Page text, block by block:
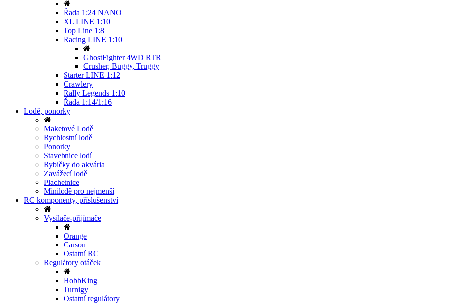
Řada 1:24 NANO
XL LINE 1:10
Top Line 1:8
Racing LINE 1:10
GhostFighter 4WD RTR
Crusher, Buggy, Truggy
Starter LINE 1:12
Crawlery
Rally Legends 1:10
Řada 1:14/1:16
Lodě, ponorky
Maketové Lodě
Rychlostní lodě
Ponorky
Stavebnice lodí
Rybičky do akvária
Zavážecí lodě
Plachetnice
Minilodě pro nejmenší
RC komponenty, příslušenství
Vysílače-přijímače
Orange
Carson
Ostatní RC
Regulátory otáček
HobbKing
Turnigy
Ostatní regulátory